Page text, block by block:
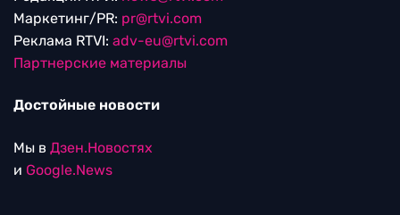
Маркетинг/PR: pr@rtvi.com
Реклама RTVI: adv-eu@rtvi.com
Партнерские материалы
Достойные новости
Мы в Дзен.Новостях
и Google.News